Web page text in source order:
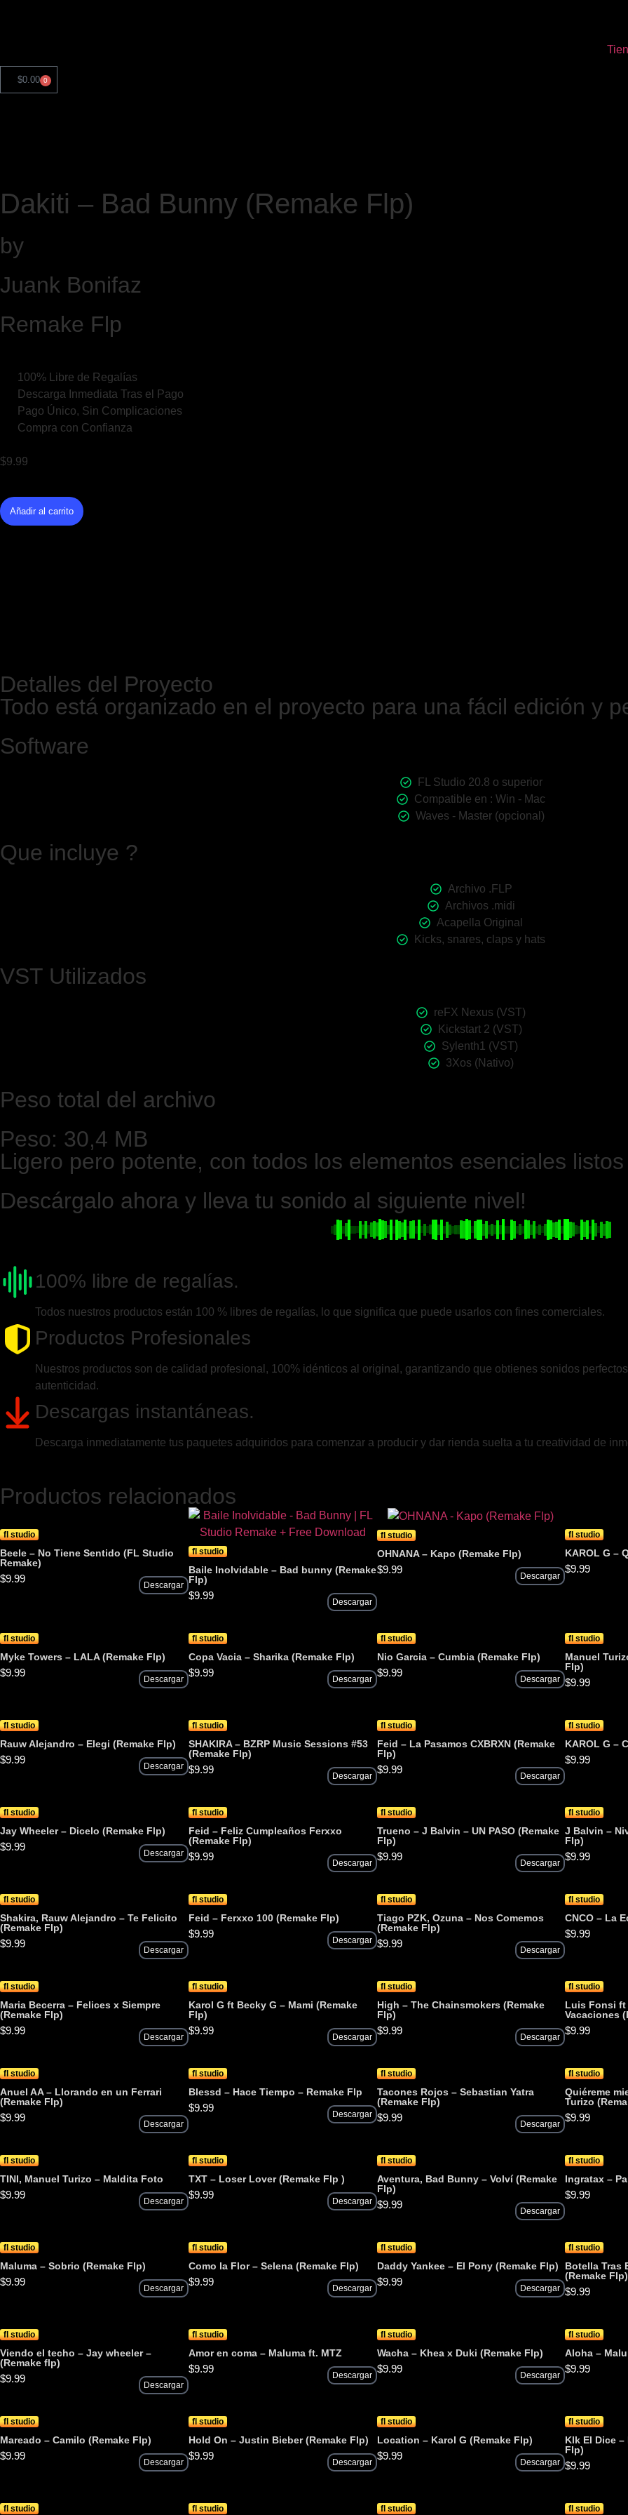
$0.00 0
Dakiti – Bad Bunny (Remake Flp)
by
Juank Bonifaz
Remake Flp
100% Libre de Regalías
Descarga Inmediata Tras el Pago
Pago Único, Sin Complicaciones
Compra con Confianza
$9.99
Añadir al carrito
Detalles del Proyecto
Todo está organizado en el proyecto para una fácil edición y
Software
FL Studio 20.8 o superior
Compatible en : Win - Mac
Waves - Master (opcional)
Que incluye ?
Archivo .FLP
Archivos .midi
Acapella Original
Kicks, snares, claps y hats
VST Utilizados
reFX Nexus (VST)
Kickstart 2 (VST)
Sylenth1 (VST)
3Xos (Nativo)
Peso total del archivo
Peso: 30,4 MB
Ligero pero potente, con todos los elementos esenciales
Descárgalo ahora y lleva tu sonido al siguiente nivel!
100% libre de regalías.
Todos nuestros productos están 100 % libres de regalías, lo que significa que puede usarlos con fines comerciales.
Productos Profesionales
Nuestros productos son de calidad profesional, 100% idénticos al original, garantizando que obtienes sonidos
autenticidad.
Descargas instantáneas.
Descarga inmediatamente tus paquetes adquiridos para comenzar a producir y dar rienda suelta a tu creatividad de
Productos relacionados
fl studio
Beele – No Tiene Sentido (FL Studio
Remake)
$9.99
Descargar
fl studio
Baile Inolvidable – Bad bunny (Remake
Flp)
$9.99
Descargar
fl studio
OHNANA – Kapo (Remake Flp)
$9.99
Descargar
fl studio
KAROL G –
$9.99
fl studio
Myke Towers – LALA (Remake Flp)
$9.99
Descargar
fl studio
Copa Vacia – Sharika (Remake Flp)
$9.99
Descargar
fl studio
Nio Garcia – Cumbia (Remake Flp)
$9.99
Descargar
fl studio
Manuel
Flp)
$9.99
fl studio
Rauw Alejandro – Elegi (Remake Flp)
$9.99
Descargar
fl studio
SHAKIRA – BZRP Music Sessions #53
(Remake Flp)
$9.99
Descargar
fl studio
Feid – La Pasamos CXBRXN (Remake
Flp)
$9.99
Descargar
fl studio
KAROL G –
$9.99
fl studio
Jay Wheeler – Dicelo (Remake Flp)
$9.99
Descargar
fl studio
Feid – Feliz Cumpleaños Ferxxo
(Remake Flp)
$9.99
Descargar
fl studio
Trueno – J Balvin – UN PASO (Remake
Flp)
$9.99
Descargar
fl studio
J Balvin –
Flp)
$9.99
fl studio
Shakira, Rauw Alejandro – Te Felicito
(Remake Flp)
$9.99
Descargar
fl studio
Feid – Ferxxo 100 (Remake Flp)
$9.99
Descargar
fl studio
Tiago PZK, Ozuna – Nos Comemos
(Remake Flp)
$9.99
Descargar
fl studio
CNCO – La
$9.99
fl studio
Maria Becerra – Felices x Siempre
(Remake Flp)
$9.99
Descargar
fl studio
Karol G ft Becky G – Mami (Remake
Flp)
$9.99
Descargar
fl studio
High – The Chainsmokers (Remake
Flp)
$9.99
Descargar
fl studio
Luis Fonsi ft
Vacaciones
$9.99
fl studio
Anuel AA – Llorando en un Ferrari
(Remake Flp)
$9.99
Descargar
fl studio
Blessd – Hace Tiempo – Remake Flp
$9.99
Descargar
fl studio
Tacones Rojos – Sebastian Yatra
(Remake Flp)
$9.99
Descargar
fl studio
Quiéreme
Turizo
$9.99
fl studio
TINI, Manuel Turizo – Maldita Foto
$9.99
Descargar
fl studio
TXT – Loser Lover (Remake Flp )
$9.99
Descargar
fl studio
Aventura, Bad Bunny – Volví (Remake
Flp)
$9.99
Descargar
fl studio
Ingratax –
$9.99
fl studio
Maluma – Sobrio (Remake Flp)
$9.99
Descargar
fl studio
Como la Flor – Selena (Remake Flp)
$9.99
Descargar
fl studio
Daddy Yankee – El Pony (Remake Flp)
$9.99
Descargar
fl studio
Botella Tras
(Remake Flp)
$9.99
fl studio
Viendo el techo – Jay wheeler –
(Remake flp)
$9.99
Descargar
fl studio
Amor en coma – Maluma ft. MTZ
$9.99
Descargar
fl studio
Wacha – Khea x Duki (Remake Flp)
$9.99
Descargar
fl studio
Aloha –
$9.99
fl studio
Mareado – Camilo (Remake Flp)
$9.99
Descargar
fl studio
Hold On – Justin Bieber (Remake Flp)
$9.99
Descargar
fl studio
Location – Karol G (Remake Flp)
$9.99
Descargar
fl studio
Klk El Dice –
Flp)
$9.99
fl studio fl studio fl studio fl studio